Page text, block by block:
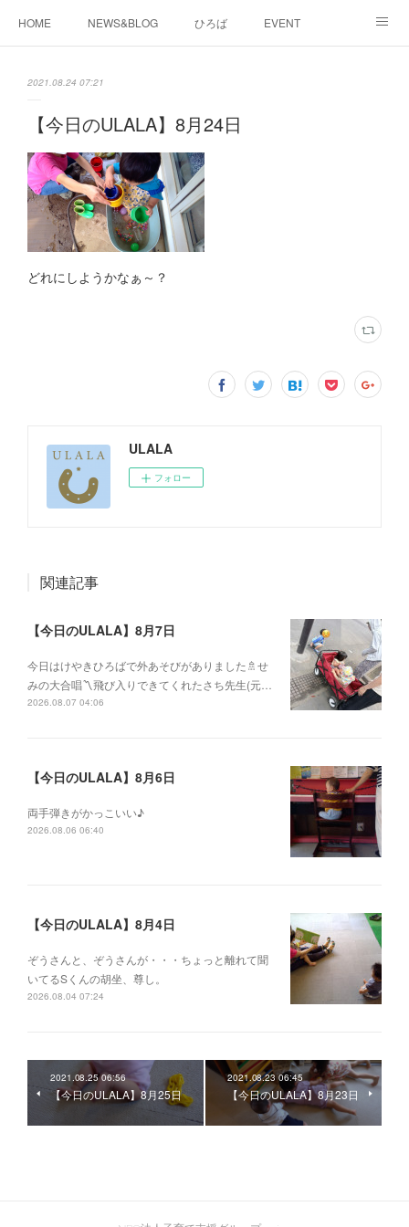
HOME NEWS&BLOG ひろば EVENT
2021.08.24 07:21
【今日のULALA】8月24日
どれにしようかなぁ～？
ULALA
フォロー
関連記事
【今日のULALA】8月7日
今日はけやきひろばで外あそびがありました🚿せ
みの大合唱〽飛び入りできてくれたさち先生(元…
2026.08.07 04:06
【今日のULALA】8月6日
両手弾きがかっこいい♪
2026.08.06 06:40
【今日のULALA】8月4日
ぞうさんと、ぞうさんが・・・ちょっと離れて聞
いてるSくんの胡坐、尊し。
2026.08.04 07:24
2021.08.25 06:56
【今日のULALA】8月25日
2021.08.23 06:45
【今日のULALA】8月23日